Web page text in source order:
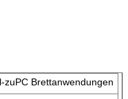
zuPC Brettanwendungen